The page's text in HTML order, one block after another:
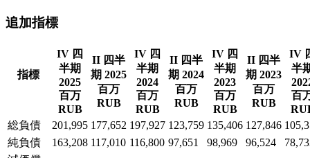
追加指標
指標
IV 四
半期
2025
百万
RUB
II 四半
期 2025
百万
RUB
IV 四
半期
2024
百万
RUB
II 四半
期 2024
百万
RUB
IV 四
半期
2023
百万
RUB
II 四半
期 2023
百万
RUB
IV
半
百
総負債
201,995 177,652 197,927 123,759 135,406 127,846
純負債
163,208 117,010 116,800 97,651 98,969 96,524